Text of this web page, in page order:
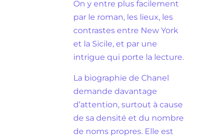
On y entre plus facilement
par le roman, les lieux, les
contrastes entre New York
et la Sicile, et par une
intrigue qui porte la lecture.
La biographie de Chanel
demande davantage
d’attention, surtout à cause
de sa densité et du nombre
de noms propres. Elle est